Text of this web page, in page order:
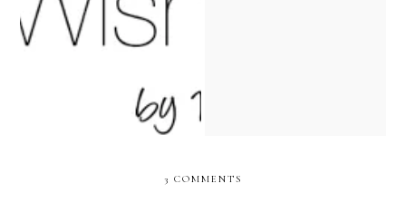
July's Wishlist
3 COMMENTS